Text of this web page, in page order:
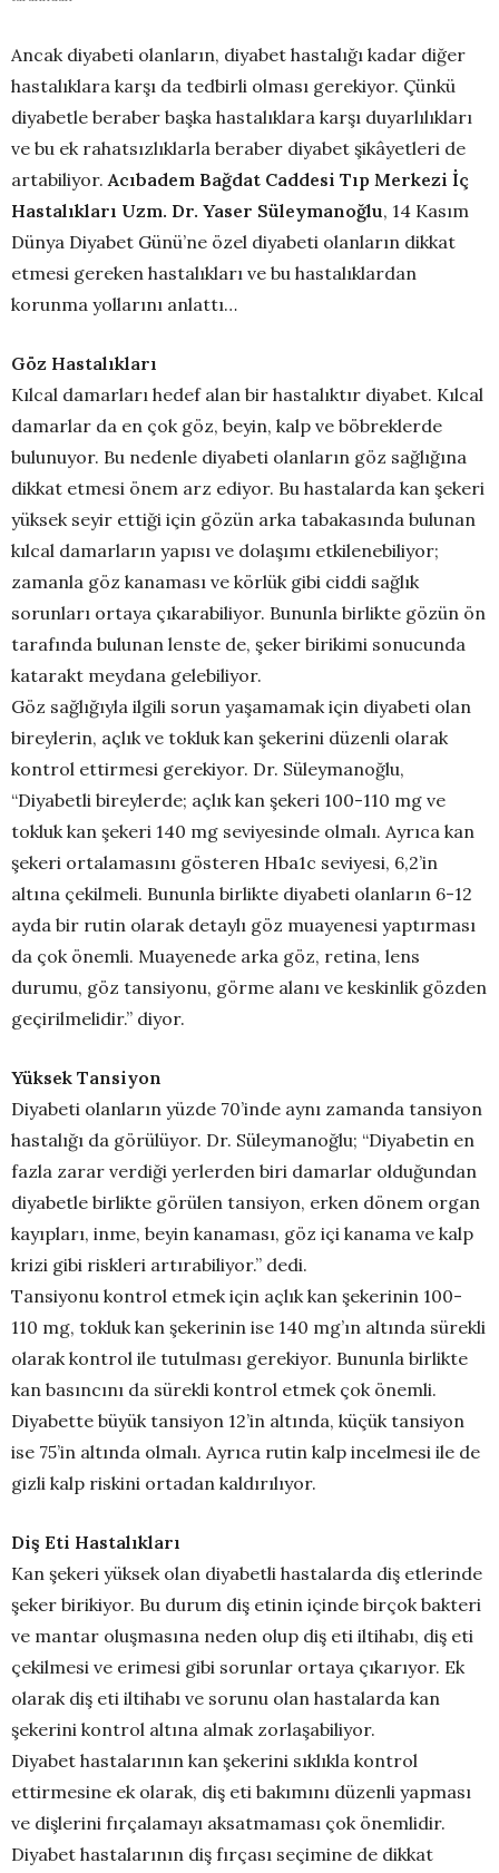
Ancak diyabeti olanların, diyabet hastalığı kadar diğer
hastalıklara karşı da tedbirli olması gerekiyor. Çünkü
diyabetle beraber başka hastalıklara karşı duyarlılıkları
ve bu ek rahatsızlıklarla beraber diyabet şikâyetleri de
artabiliyor.Acıbadem Bağdat Caddesi Tıp Merkezi İç
Hastalıkları Uzm. Dr. Yaser Süleymanoğlu, 14 Kasım
Dünya Diyabet Günü’ne özel diyabeti olanların dikkat
etmesi gereken hastalıkları ve bu hastalıklardan
korunma yollarını anlattı…
Göz Hastalıkları
Kılcal damarları hedef alan bir hastalıktır diyabet. Kılcal
damarlar da en çok göz, beyin, kalp ve böbreklerde
bulunuyor. Bu nedenle diyabeti olanların göz sağlığına
dikkat etmesi önem arz ediyor. Bu hastalarda kan şekeri
yüksek seyir ettiği için gözün arka tabakasında bulunan
kılcal damarların yapısı ve dolaşımı etkilenebiliyor;
zamanla göz kanaması ve körlük gibi ciddi sağlık
sorunları ortaya çıkarabiliyor. Bununla birlikte gözün ön
tarafında bulunan lenste de, şeker birikimi sonucunda
katarakt meydana gelebiliyor.
Göz sağlığıyla ilgili sorun yaşamamak için diyabeti olan
bireylerin, açlık ve tokluk kan şekerini düzenli olarak
kontrol ettirmesi gerekiyor. Dr. Süleymanoğlu,
“Diyabetli bireylerde; açlık kan şekeri 100-110 mg ve
tokluk kan şekeri 140 mg seviyesinde olmalı. Ayrıca kan
şekeri ortalamasını gösteren Hba1c seviyesi, 6,2’in
altına çekilmeli. Bununla birlikte diyabeti olanların 6-12
ayda bir rutin olarak detaylı göz muayenesi yaptırması
da çok önemli. Muayenede arka göz, retina, lens
durumu, göz tansiyonu, görme alanı ve keskinlik gözden
geçirilmelidir.” diyor.
Yüksek Tansiyon
Diyabeti olanların yüzde 70’inde aynı zamanda tansiyon
hastalığı da görülüyor. Dr. Süleymanoğlu; “Diyabetin en
fazla zarar verdiği yerlerden biri damarlar olduğundan
diyabetle birlikte görülen tansiyon, erken dönem organ
kayıpları, inme, beyin kanaması, göz içi kanama ve kalp
krizi gibi riskleri artırabiliyor.” dedi.
Tansiyonu kontrol etmek için açlık kan şekerinin 100-
110 mg, tokluk kan şekerinin ise 140 mg’ın altında sürekli
olarak kontrol ile tutulması gerekiyor. Bununla birlikte
kan basıncını da sürekli kontrol etmek çok önemli.
Diyabette büyük tansiyon 12’in altında, küçük tansiyon
ise 75’in altında olmalı. Ayrıca rutin kalp incelmesi ile de
gizli kalp riskini ortadan kaldırılıyor.
Diş Eti Hastalıkları
Kan şekeri yüksek olan diyabetli hastalarda diş etlerinde
şeker birikiyor. Bu durum diş etinin içinde birçok bakteri
ve mantar oluşmasına neden olup diş eti iltihabı, diş eti
çekilmesi ve erimesi gibi sorunlar ortaya çıkarıyor. Ek
olarak diş eti iltihabı ve sorunu olan hastalarda kan
şekerini kontrol altına almak zorlaşabiliyor.
Diyabet hastalarının kan şekerini sıklıkla kontrol
ettirmesine ek olarak, diş eti bakımını düzenli yapması
ve dişlerini fırçalamayı aksatmaması çok önemlidir.
Diyabet hastalarının diş fırçası seçimine de dikkat